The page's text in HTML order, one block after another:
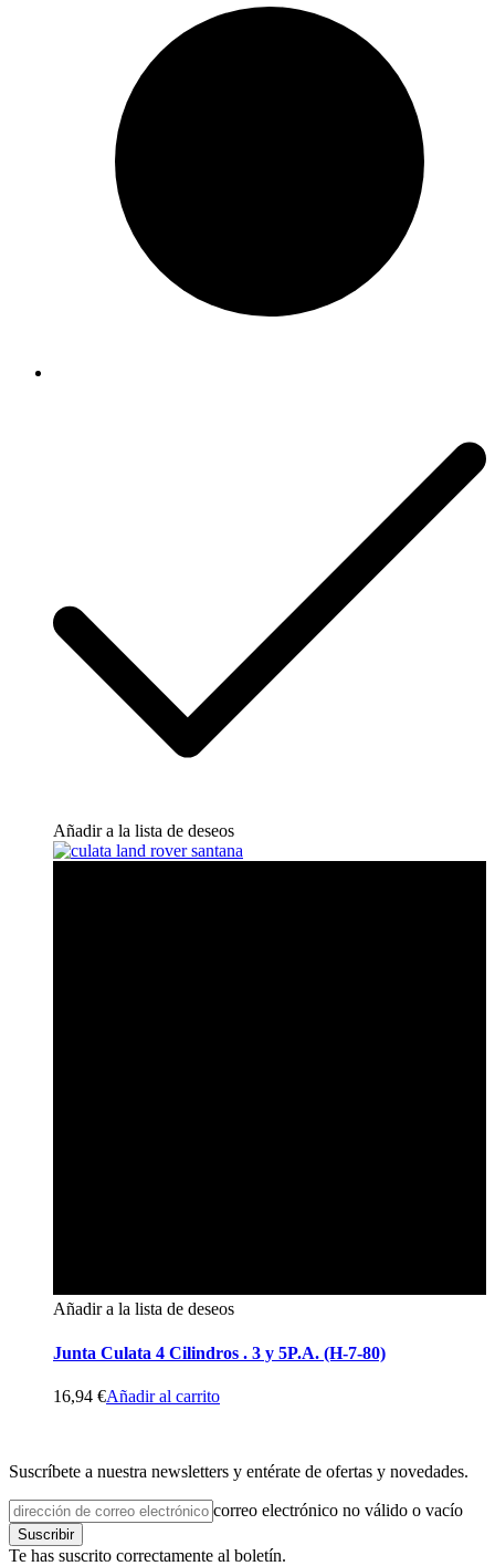
Añadir a la lista de deseos
Añadir a la lista de deseos
Junta Culata 4 Cilindros . 3 y 5P.A. (H-7-80)
16,94 €Añadir al carrito
Suscríbete a nuestra newsletters y entérate de ofertas y novedades.
correo electrónico no válido o vacío
Suscribir
Te has suscrito correctamente al boletín.